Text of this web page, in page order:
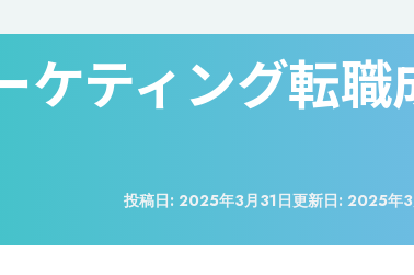
ケティング転職
投稿日: 2025年3月31日更新日: 2025年3